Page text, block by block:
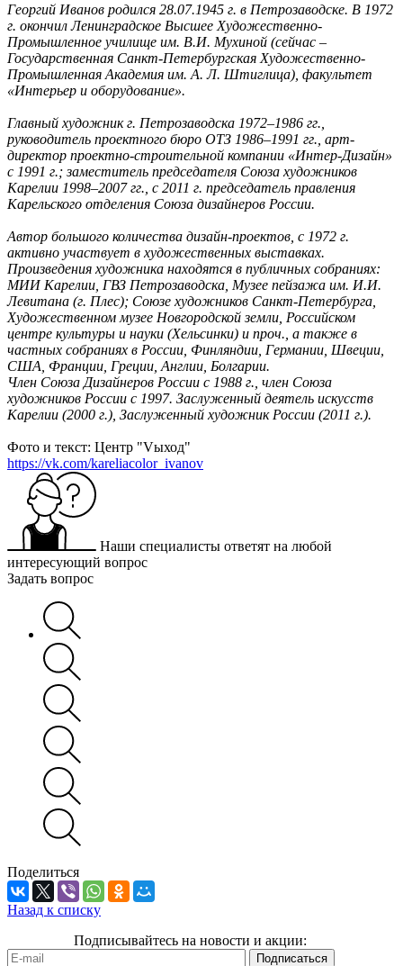
Георгий Иванов родился 28.07.1945 г. в Петрозаводске. В 1972
г. окончил Ленинградское Высшее Художественно-
Промышленное училище им. В.И. Мухиной (сейчас –
Государственная Санкт-Петербургская Художественно-
Промышленная Академия им. А. Л. Штиглица), факультет
«Интерьер и оборудование».
Главный художник г. Петрозаводска 1972–1986 гг.,
руководитель проектного бюро ОТЗ 1986–1991 гг., арт-
директор проектно-строительной компании «Интер-Дизайн»
с 1991 г.; заместитель председателя Союза художников
Карелии 1998–2007 гг., с 2011 г. председатель правления
Карельского отделения Союза дизайнеров России.
Автор большого количества дизайн-проектов, с 1972 г.
активно участвует в художественных выставках.
Произведения художника находятся в публичных собраниях:
МИИ Карелии, ГВЗ Петрозаводска, Музее пейзажа им. И.И.
Левитана (г. Плес); Союзе художников Санкт-Петербурга,
Художественном музее Новгородской земли, Российском
центре культуры и науки (Хельсинки) и проч., а также в
частных собраниях в России, Финляндии, Германии, Швеции,
США, Франции, Греции, Англии, Болгарии.
Член Союза Дизайнеров России с 1988 г., член Союза
художников России с 1997. Заслуженный деятель искусств
Карелии (2000 г.), Заслуженный художник России (2011 г.).
Фото и текст: Центр "Vыход"
https://vk.com/kareliacolor_ivanov
Наши специалисты ответят на любой
интересующий вопрос
Задать вопрос
Поделиться
Назад к списку
Подписывайтесь на новости и акции: